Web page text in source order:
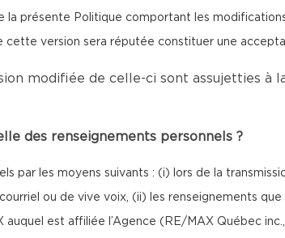
la présente Politique comportant les
version sera réputée constituer une
modifiée de celle-ci sont assujetties à
des renseignements personnels ?
par les moyens suivants : (i) lors de la
ou de vive voix, (ii) les renseignements
est affiliée l’Agence (RE/MAX Québec